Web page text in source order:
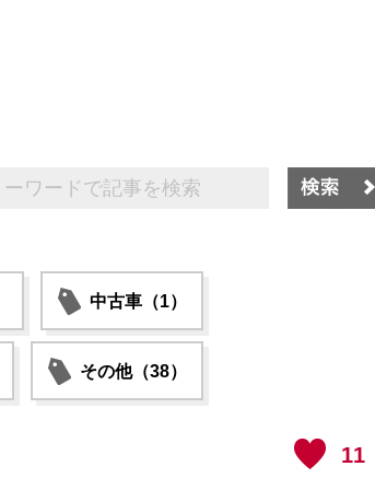
中古車（1）
その他（38）
11